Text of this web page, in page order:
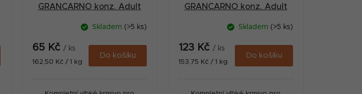
GRANCARNO konz. Adult
Skladem (>5 ks)
65 Kč / ks
Měrná
162,50 Kč / 1 kg
Do košíku
GRANCARNO konz. Adult
Skladem (>5 ks)
123 Kč / ks
Měrná
153,75 Kč / 1 kg
Do košíku